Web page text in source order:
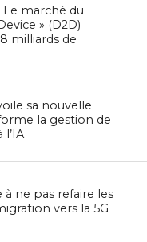
marché du
» (D2D)
milliards de
sa nouvelle
la gestion de
l’IA
à ne pas refaire les
vers la 5G